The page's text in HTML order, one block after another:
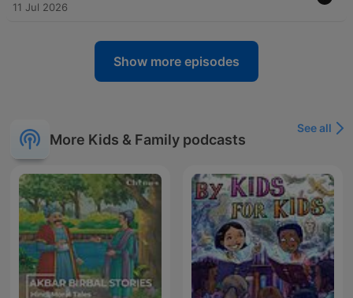
11 Jul 2026
Show more episodes
More Kids & Family podcasts
See all